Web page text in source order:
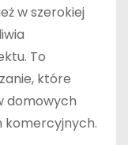
w szerokiej
To
które
domowych
komercyjnych.